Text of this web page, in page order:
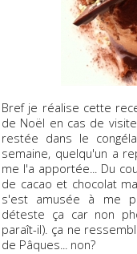
Bref je réalise cette
de Noël en cas de
restée dans le
semaine, quelqu'un a
me l'a apportée... Du
de cacao et chocolat
s'est amusée à me
déteste ça car non
paraît-il). ça ne
de Pâques... non?